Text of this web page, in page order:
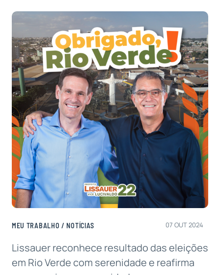
MEU TRABALHO /NOTÍCIAS 07 OUT 2024
Lissauer reconhece resultado das eleições
em Rio Verde com serenidade e reafirma